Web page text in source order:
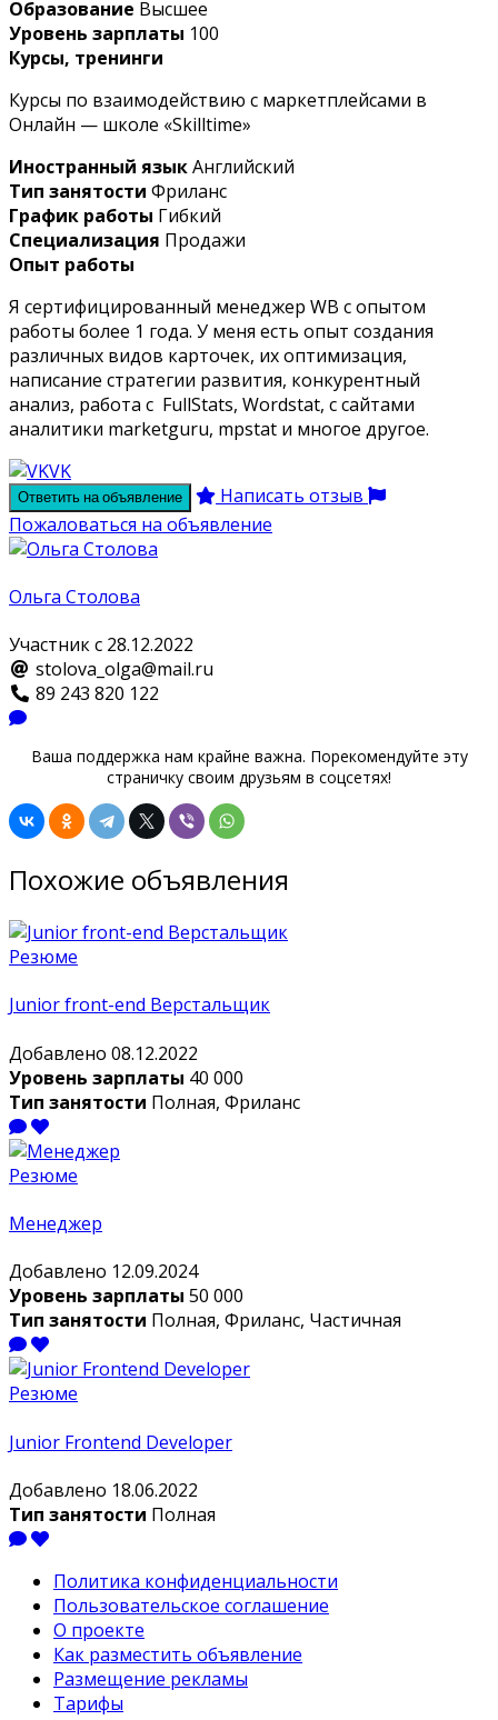
Образование Высшее
Уровень зарплаты 100
Курсы, тренинги
Курсы по взаимодействию с маркетплейсами в
Онлайн — школе «Skilltime»
Иностранный языкАнглийский
Тип занятости Фриланс
График работы Гибкий
Специализация Продажи
Опыт работы
Я сертифицированный менеджер WB с опытом
работы более 1 года. У меня есть опыт создания
различных видов карточек, их оптимизация,
написание стратегии развития, конкурентный
анализ, работа с FullStats, Wordstat, с сайтами
аналитики marketguru, mpstat и многое другое.
VK
Ответить на объявление
Написать отзыв
Пожаловаться на объявление
Ольга Столова
Участник с 28.12.2022
stolova_olga@mail.ru
89 243 820 122
Ваша поддержка нам крайне важна. Порекомендуйте эту
страничку своим друзьям в соцсетях!
Похожие объявления
Резюме
Junior front-end Верстальщик
Добавлено 08.12.2022
Уровень зарплаты 40 000
Тип занятости Полная, Фриланс
Резюме
Менеджер
Добавлено 12.09.2024
Уровень зарплаты 50 000
Тип занятости Полная, Фриланс, Частичная
Резюме
Junior Frontend Developer
Добавлено 18.06.2022
Тип занятости Полная
Политика конфиденциальности
Пользовательское соглашение
О проекте
Как разместить объявление
Размещение рекламы
Тарифы